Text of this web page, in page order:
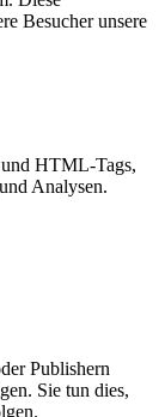
Besucher unsere
HTML-Tags,
Analysen.
Publishern
Sie tun dies,